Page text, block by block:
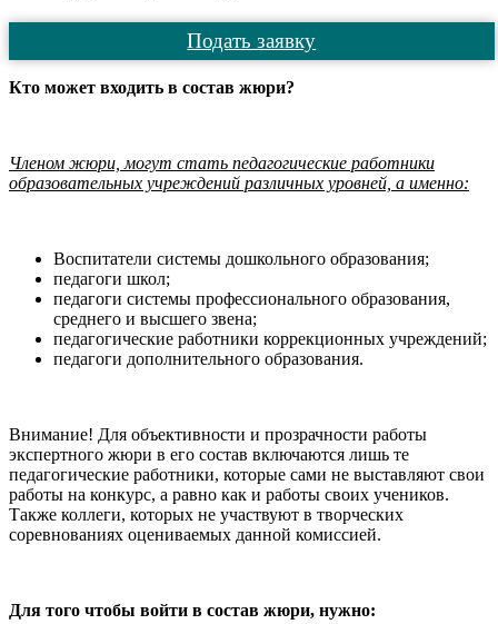
Подать заявку
Кто может входить в состав жюри?
Членом жюри, могут стать педагогические работники
образовательных учреждений различных уровней, а именно:
Воспитатели системы дошкольного образования;
педагоги школ;
педагоги системы профессионального образования,
среднего и высшего звена;
педагогические работники коррекционных учреждений;
педагоги дополнительного образования.
Внимание! Для объективности и прозрачности работы
экспертного жюри в его состав включаются лишь те
педагогические работники, которые сами не выставляют свои
работы на конкурс, а равно как и работы своих учеников.
Также коллеги, которых не участвуют в творческих
соревнованиях оцениваемых данной комиссией.
Для того чтобы войти в состав жюри, нужно: